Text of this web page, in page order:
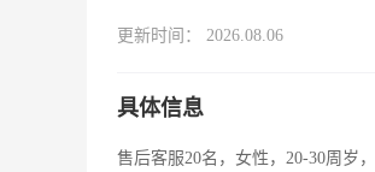
更新时间： 2026.08.06
具体信息
售后客服20名，女性，20-30周岁